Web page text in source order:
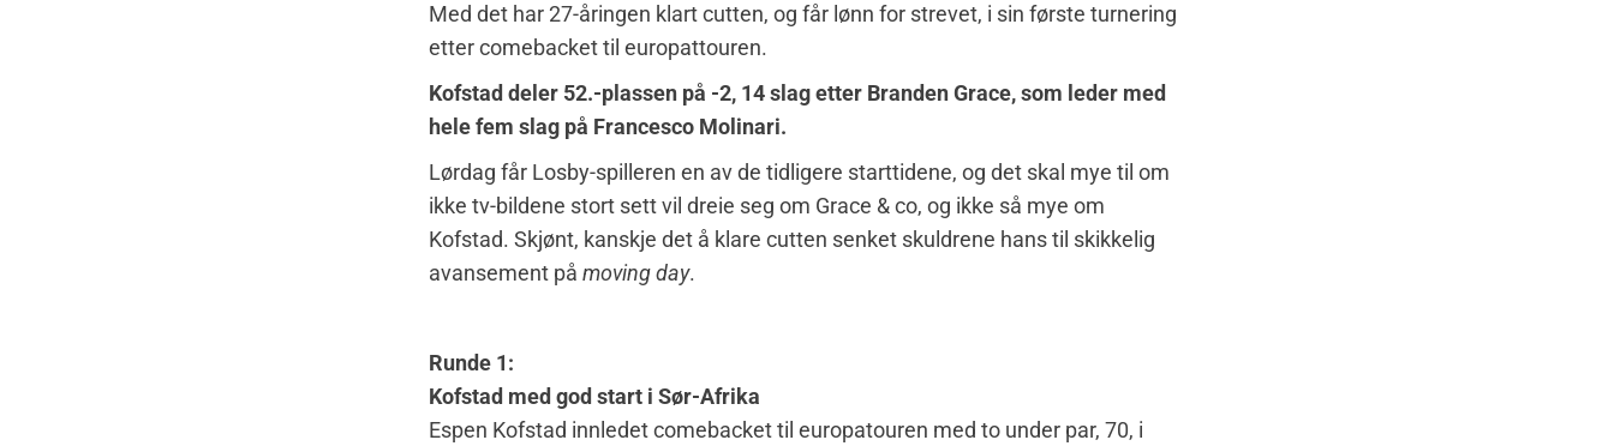
Med det har 27-åringen klart cutten, og får lønn for strevet, i sin første turnering
etter comebacket til europattouren.
Kofstad deler 52.-plassen på -2, 14 slag etter Branden Grace, som leder med
hele fem slag på Francesco Molinari.
Lørdag får Losby-spilleren en av de tidligere starttidene, og det skal mye til om
ikke tv-bildene stort sett vil dreie seg om Grace & co, og ikke så mye om
Kofstad. Skjønt, kanskje det å klare cutten senket skuldrene hans til skikkelig
avansement på moving day.
Runde 1:
Kofstad med god start i Sør-Afrika
Espen Kofstad innledet comebacket til europatouren med to under par, 70, i